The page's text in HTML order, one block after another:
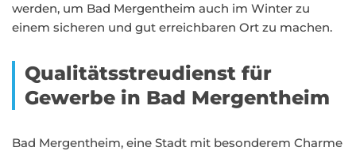
werden, um Bad Mergentheim auch im Winter zu
einem sicheren und gut erreichbaren Ort zu machen.
Qualitätsstreudienst für
Gewerbe in Bad Mergentheim
Bad Mergentheim, eine Stadt mit besonderem Charme